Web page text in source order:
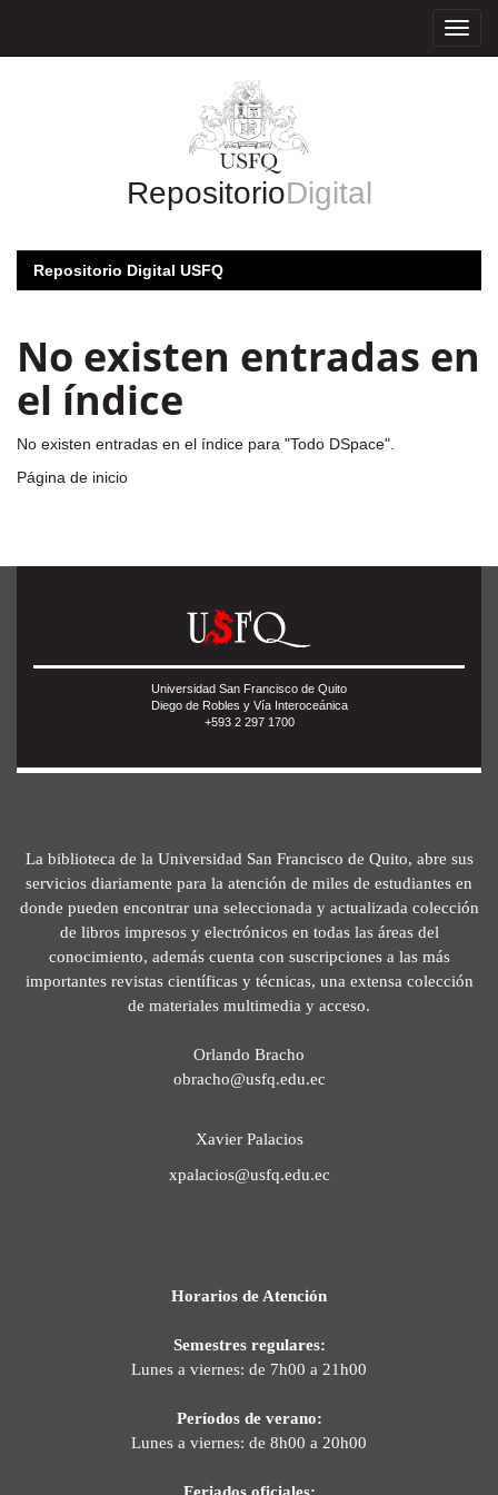
RepositorioDigital
Repositorio Digital USFQ
No existen entradas en
el índice
No existen entradas en el índice para "Todo DSpace".
Página de inicio
Universidad San Francisco de Quito
Diego de Robles y Vía Interoceánica
+593 2 297 1700
La biblioteca de la Universidad San Francisco de Quito, abre sus
servicios diariamente para la atención de miles de estudiantes en
donde pueden encontrar una seleccionada y actualizada colección
de libros impresos y electrónicos en todas las áreas del
conocimiento, además cuenta con suscripciones a las más
importantes revistas científicas y técnicas, una extensa colección
de materiales multimedia y acceso.
Orlando Bracho
obracho@usfq.edu.ec
Xavier Palacios
xpalacios@usfq.edu.ec
Horarios de Atención
Semestres regulares:
Lunes a viernes: de 7h00 a 21h00
Períodos de verano:
Lunes a viernes: de 8h00 a 20h00
Feriados oficiales: